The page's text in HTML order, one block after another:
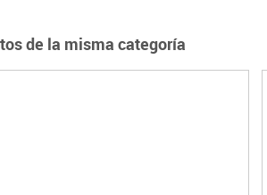
de la misma categoría